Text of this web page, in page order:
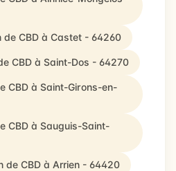
de CBD à Castet - 64260
CBD à Saint-Dos - 64270
CBD à Saint-Girons-en-
CBD à Sauguis-Saint-
de CBD à Arrien - 64420